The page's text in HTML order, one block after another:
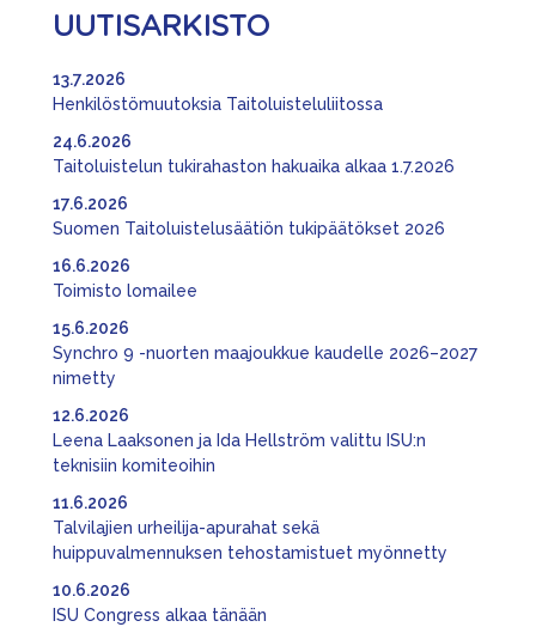
UUTISARKISTO
Henkilöstömuutoksia Taitoluisteluliitossa
13.7.2026
Taitoluistelun tukirahaston hakuaika alkaa 1.7.2026
24.6.2026
Suomen Taitoluistelusäätiön tukipäätökset 2026
17.6.2026
Toimisto lomailee
16.6.2026
Synchro 9 -nuorten maajoukkue kaudelle 2026–2027
nimetty
15.6.2026
Leena Laaksonen ja Ida Hellström valittu ISU:n
teknisiin komiteoihin
12.6.2026
Talvilajien urheilija-apurahat sekä
huippuvalmennuksen tehostamistuet myönnetty
11.6.2026
ISU Congress alkaa tänään
10.6.2026